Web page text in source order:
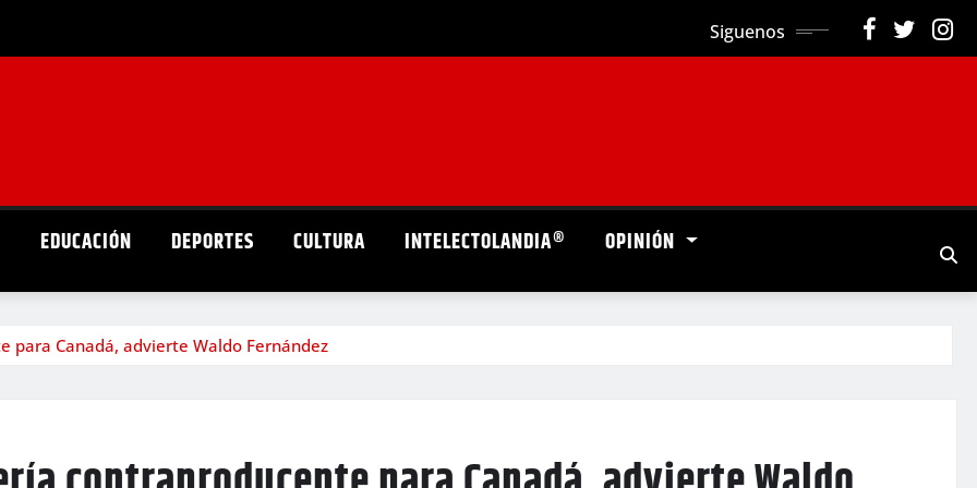
Siguenos
EDUCACIÓN DEPORTES CULTURA INTELECTOLANDIA® OPINIÓN
para Canadá, advierte Waldo Fernández